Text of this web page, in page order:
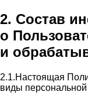
2. Состав
о
и
2.1.Настоящая
виды